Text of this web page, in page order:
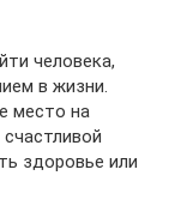
человека,
в жизни.
место на
здоровье или